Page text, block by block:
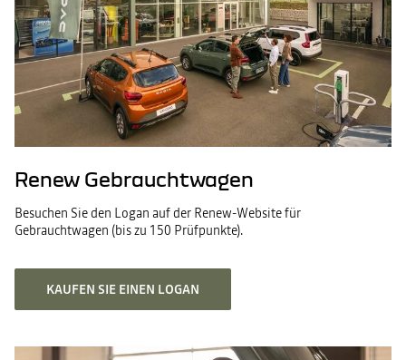
Renew Gebrauchtwagen
Besuchen Sie den Logan auf der Renew-Website für
Gebrauchtwagen (bis zu 150 Prüfpunkte).
KAUFEN SIE EINEN LOGAN